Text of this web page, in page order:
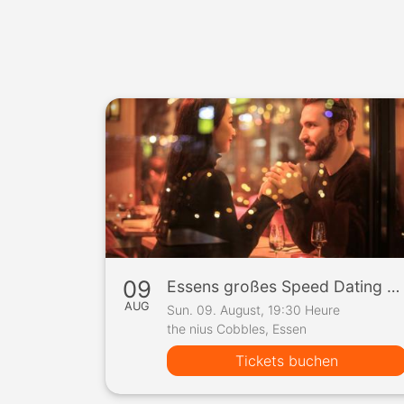
Jetzt
09
AUG
Essens großes Speed Dating Event
Sun. 09. August, 19:30 Heure
the nius Cobbles, Essen
Tickets buchen